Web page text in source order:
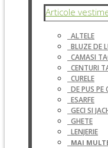
Articole
ALTELE
BLUZE DE
CAMASI
CENTURI
CURELE
DE PUS PE
ESARFE
GECI SI
GHETE
LENJERIE
MAI